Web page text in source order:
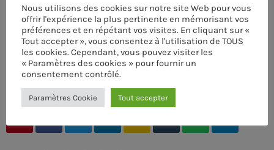
TEAM
PRIVACY POLICY
CUSTOM PLAYER
RALIEZOT 92
ÉCRIT PAR:ADMIN
Nous utilisons des cookies sur notre site Web pour vous
offrir l'expérience la plus pertinente en mémorisant vos
préférences et en répétant vos visites. En cliquant sur «
Tout accepter », vous consentez à l'utilisation de TOUS
les cookies. Cependant, vous pouvez visiter les
« Paramètres des cookies » pour fournir un
consentement contrôlé.
Paramètres Cookie Tout accepter